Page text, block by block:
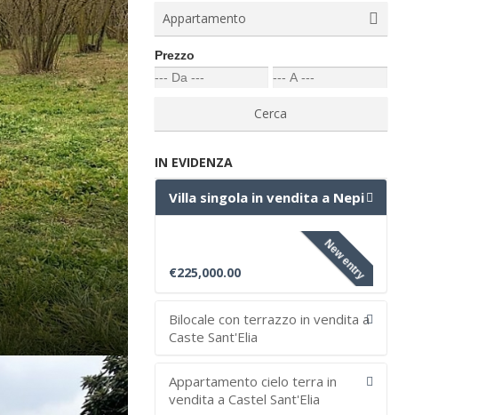
Appartamento
Prezzo
IN EVIDENZA
Villa singola in vendita a Nepi
New entry
€225,000.00
Bilocale con terrazzo in vendita a
Caste Sant'Elia
Appartamento cielo terra in
vendita a Castel Sant'Elia